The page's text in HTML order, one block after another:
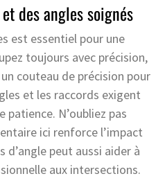
des angles soignés
est essentiel pour une
toujours avec précision,
couteau de précision pour
et les raccords exigent
patience. N’oubliez pas
ici renforce l’impact
d’angle peut aussi aider à
aux intersections.